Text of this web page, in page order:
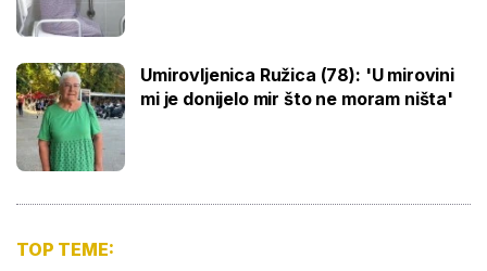
Umirovljenica Ružica (78): 'U mirovini
mi je donijelo mir što ne moram ništa'
TOP TEME: